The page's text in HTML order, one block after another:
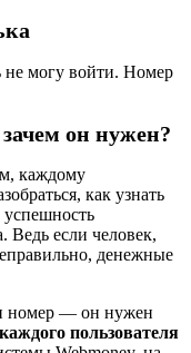
не могу войти. Номер
он нужен?
каждому
как узнать
успешность
Ведь если человек,
денежные
номер — он нужен
пользователя